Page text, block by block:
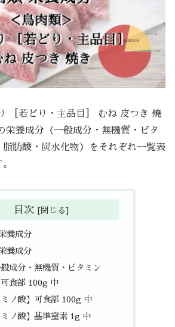
［若どり・主品目］ むね 皮つき 焼
栄養成分（一般成分・無機質・ビタ
脂肪酸・炭水化物）をそれぞれ一覧表
目次
養成分
養成分
般成分・無機質・ビタミン
食部 100g 中
ミノ酸】可食部 100g 中
ミノ酸】基準窒素 1g 中